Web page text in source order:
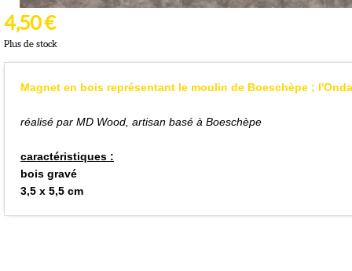
4,50 €
Plus de stock
Magnet en bois représentant le moulin de Boeschèpe ;
réalisé par MD Wood, artisan basé à Boeschèpe
caractéristiques :
bois gravé
3,5 x 5,5 cm